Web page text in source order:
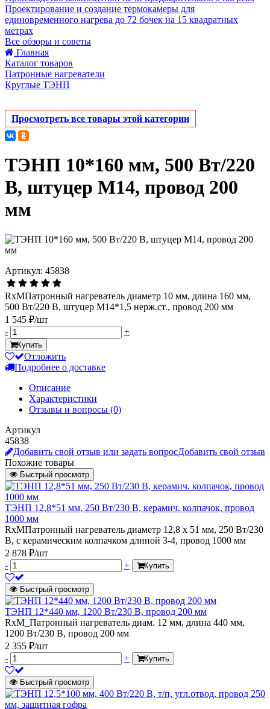
Проектирование и создание термокамеры для
единовременного нагрева до 72 бочек на 15 квадратных
метрах
Все обзоры и советы
Главная
Каталог товаров
Патронные нагреватели
Круглые ТЭНП
Просмотреть все товары этой категории
ТЭНП 10*160 мм, 500 Вт/220
В, штуцер М14, провод 200
мм
Артикул: 45838
RxMПатронный нагреватель диаметр 10 мм, длина 160 мм,
500 Вт/220 В, штуцер М14*1,5 нерж.ст., провод 200 мм
1 545 ₽/шт
-
+
Купить
Отложить
Подробнее о доставке
Описание
Характеристики
Отзывы и вопросы (0)
Артикул
45838
Добавить свой отзыв или задать вопросДобавить свой отзыв
Похожие товары
Быстрый просмотр
ТЭНП 12,8*51 мм, 250 Вт/230 В, керамич. колпачок, провод
1000 мм
RxMПатронный нагреватель диаметр 12,8 х 51 мм, 250 Вт/230
В, с керамическим колпачком длиной 3-4, провод 1000 мм
2 878 ₽/шт
-
+ Купить
Быстрый просмотр
ТЭНП 12*440 мм, 1200 Вт/230 В, провод 200 мм
RxM_Патронный нагреватель диам. 12 мм, длина 440 мм,
1200 Вт/230 В, провод 200 мм
2 355 ₽/шт
-
+ Купить
Быстрый просмотр